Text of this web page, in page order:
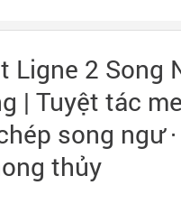
Ligne 2 Song
| Tuyệt tác
song ngư
thủy